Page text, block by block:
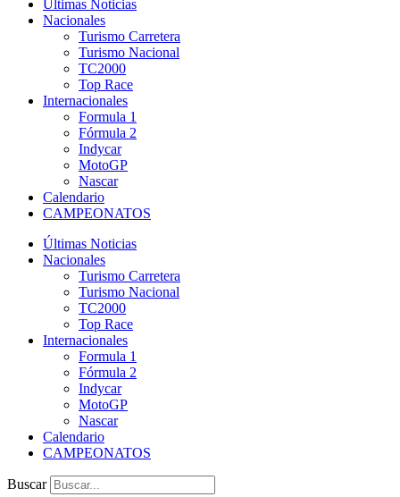
Últimas Noticias
Nacionales
Turismo Carretera
Turismo Nacional
TC2000
Top Race
Internacionales
Formula 1
Fórmula 2
Indycar
MotoGP
Nascar
Calendario
CAMPEONATOS
Últimas Noticias
Nacionales
Turismo Carretera
Turismo Nacional
TC2000
Top Race
Internacionales
Formula 1
Fórmula 2
Indycar
MotoGP
Nascar
Calendario
CAMPEONATOS
Buscar